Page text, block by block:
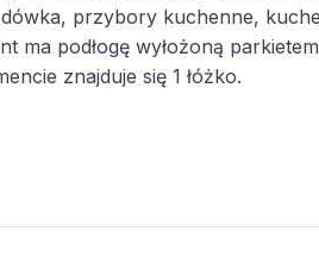
przybory kuchenne,
ma podłogę wyłożoną
znajduje się 1 łóżko.